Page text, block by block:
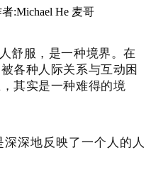
:Michael He 麦哥
舒服，是一种境界。在
各种人际关系与互动困
其实是一种难得的境
深地反映了一个人的人